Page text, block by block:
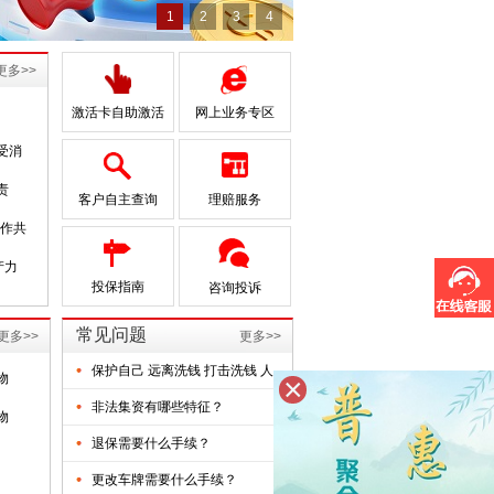
1 2 3 4
多>>
消
共
力
激活卡自助激活 网上业务专区
客户自主查询 理赔服务
投保指南 咨询投诉
多>> 常见问题 更多>>
保护自己 远离洗钱 打击洗钱 人
非法集资有哪些特征？
退保需要什么手续？
更改车牌需要什么手续？
×